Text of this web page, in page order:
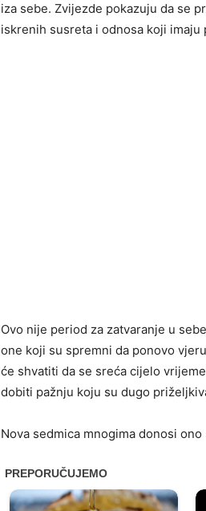
iza sebe. Zvijezde pokazuju da se
iskrenih susreta i odnosa koji
Ovo nije period za zatvaranje u
one koji su spremni da ponovo
će shvatiti da se sreća cijelo
dobiti pažnju koju su dugo
Nova sedmica mnogima donosi